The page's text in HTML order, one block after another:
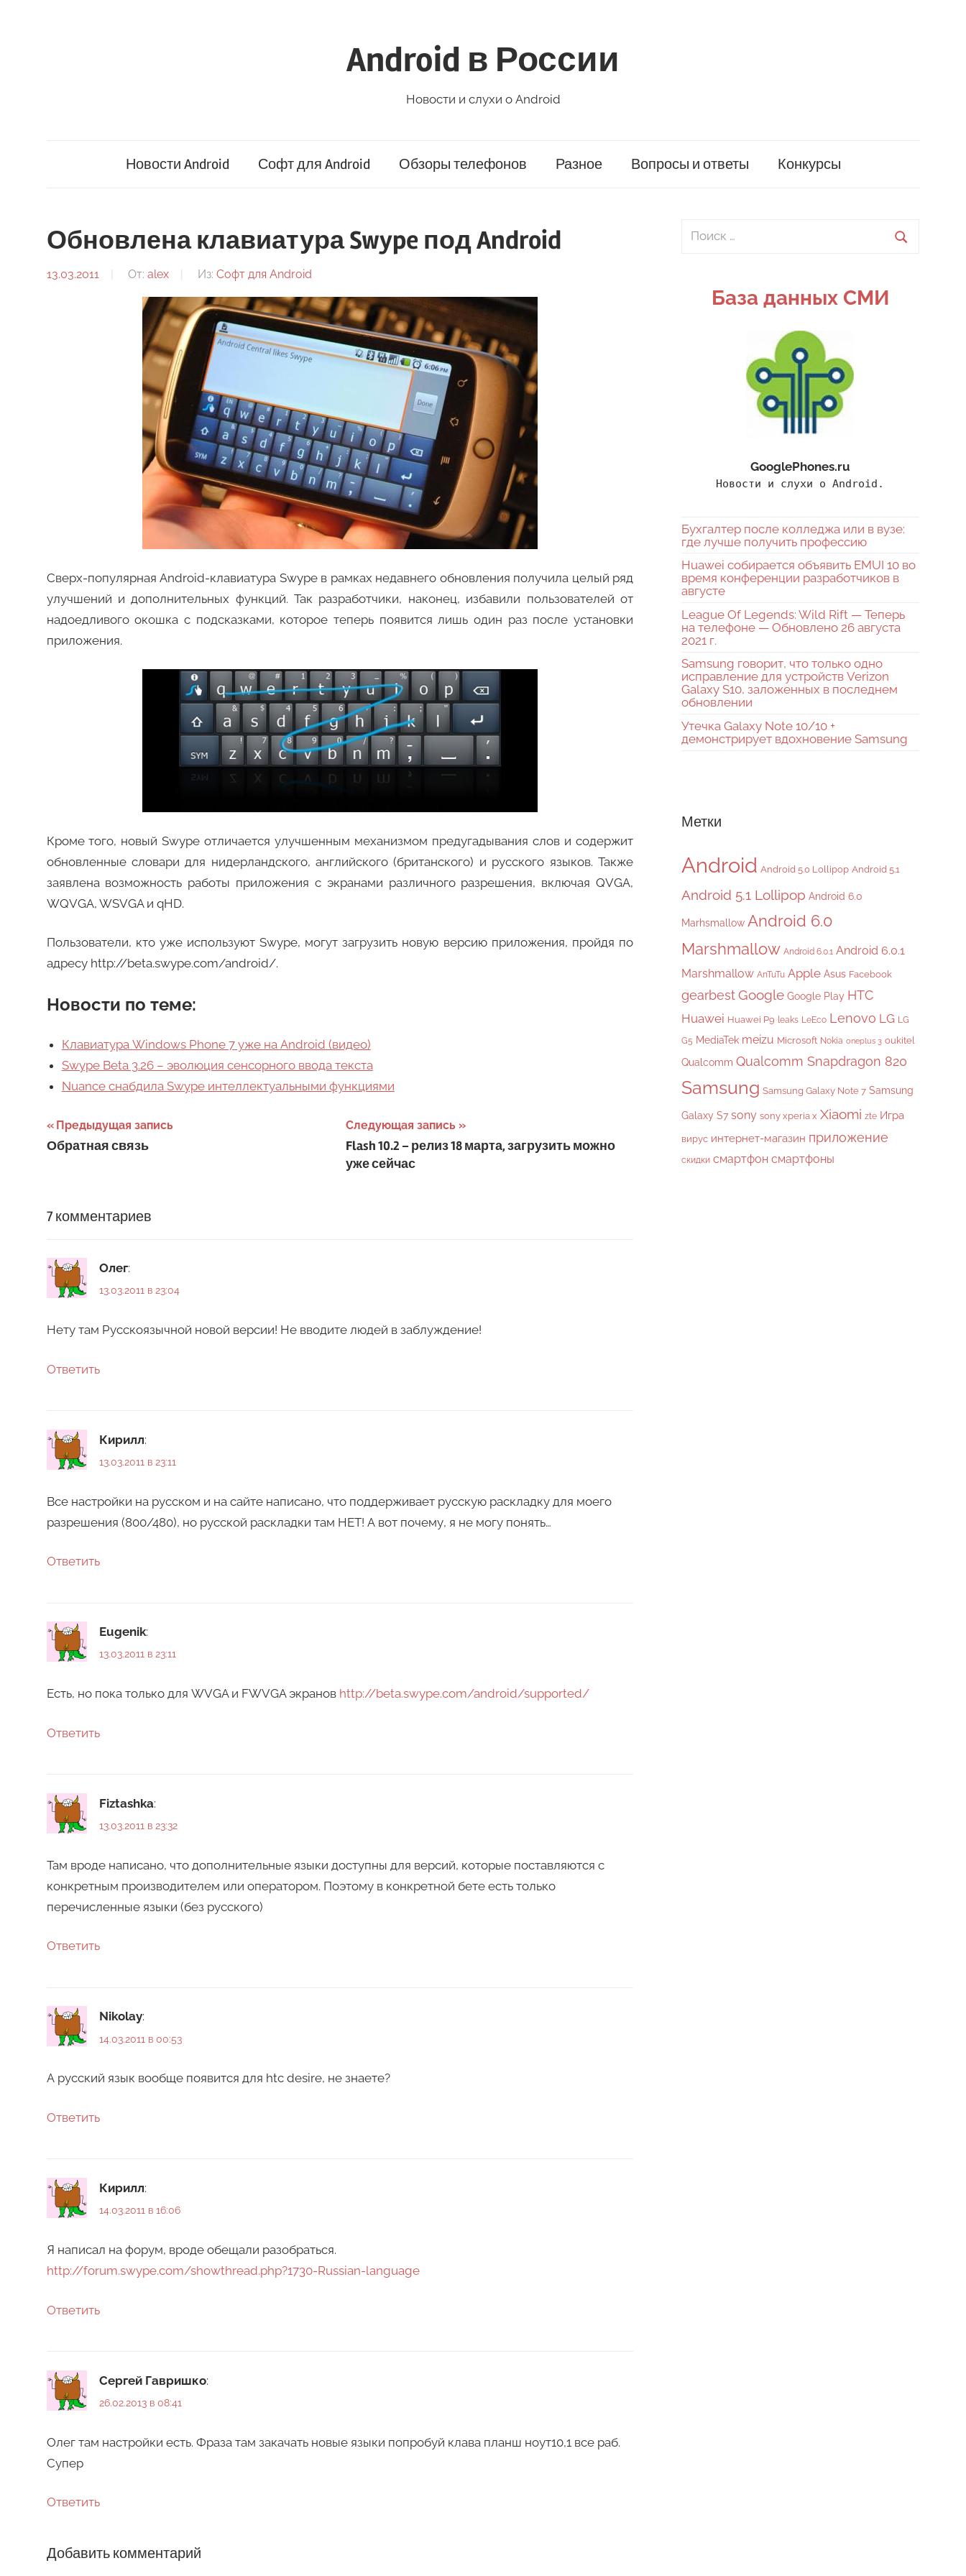
Android в России
Новости и слухи о Android
Новости Android Софт для Android Обзоры телефонов Разное Вопросы и ответы Конкурсы
Обновлена клавиатура Swype под Android
13.03.2011 От: alex Из: Софт для Android
Сверх-популярная Android-клавиатура Swype в рамках недавнего обновления получила целый ряд
улучшений и дополнительных функций. Так разработчики, наконец, избавили пользователей от
надоедливого окошка с подсказками, которое теперь появится лишь один раз после установки
приложения.
Кроме того, новый Swype отличается улучшенным механизмом предугадывания слов и содержит
обновленные словари для нидерландского, английского (британского) и русского языков. Также
заявлена возможность работы приложения с экранами различного разрешения, включая QVGA,
WQVGA, WSVGA и qHD.
Пользователи, кто уже используют Swype, могут загрузить новую версию приложения, пройдя по
адресу http://beta.swype.com/android/.
Новости по теме:
Клавиатура Windows Phone 7 уже на Android (видео)
Swype Beta 3.26 – эволюция сенсорного ввода текста
Nuance снабдила Swype интеллектуальными функциями
Навигация
по
Предыдущая запись
Обратная связь
Следующая запись
Flash 10.2 – релиз 18 марта, загрузить можно
уже сейчас
7 комментариев
Олег:
13.03.2011 в 23:04
Нету там Русскоязычной новой версии! Не вводите людей в заблуждение!
Ответить
Кирилл:
13.03.2011 в 23:11
Все настройки на русском и на сайте написано, что поддерживает русскую раскладку для моего
разрешения (800/480), но русской раскладки там НЕТ! А вот почему, я не могу понять…
Ответить
Eugenik:
13.03.2011 в 23:11
Есть, но пока только для WVGA и FWVGA экранов http://beta.swype.com/android/supported/
Ответить
Fiztashka:
13.03.2011 в 23:32
Там вроде написано, что дополнительные языки доступны для версий, которые поставляются с
конкретным производителем или оператором. Поэтому в конкретной бете есть только
перечисленные языки (без русского)
Ответить
Nikolay:
14.03.2011 в 00:53
А русский язык вообще появится для htc desire, не знаете?
Ответить
Кирилл:
14.03.2011 в 16:06
Я написал на форум, вроде обещали разобраться.
http://forum.swype.com/showthread.php?1730-Russian-language
Ответить
Сергей Гавришко:
26.02.2013 в 08:41
Олег там настройки есть. Фраза там закачать новые языки попробуй клава планш ноут10,1 все раб.
Супер
Ответить
Добавить комментарий
Поиск
База данных СМИ
GooglePhones.ru
Новости и слухи о Android.
Бухгалтер после колледжа или в вузе:
где лучше получить профессию
Huawei собирается объявить EMUI 10 во
время конференции разработчиков в
августе
League Of Legends: Wild Rift — Теперь
на телефоне — Обновлено 26 августа
2021 г.
Samsung говорит, что только одно
исправление для устройств Verizon
Galaxy S10, заложенных в последнем
обновлении
Утечка Galaxy Note 10/10 +
демонстрирует вдохновение Samsung
Метки
Android Android 5.0 Lollipop Android 5.1
Android 5.1 Lollipop Android 6.0
Marhsmallow Android 6.0
Marshmallow Android 6.0.1 Android 6.0.1
Marshmallow AnTuTu Apple Asus Facebook
gearbestGoogle Google Play HTC
Huawei Huawei P9 leaks LeEco Lenovo LG LG
G5 MediaTek meizu Microsoft Nokia oneplus 3 oukitel
Qualcomm Qualcomm Snapdragon 820
Samsung Samsung Galaxy Note 7 Samsung
Galaxy S7 sony sony xperia x Xiaomi zte Игра
вирус интернет-магазин приложение
скидки смартфон смартфоны